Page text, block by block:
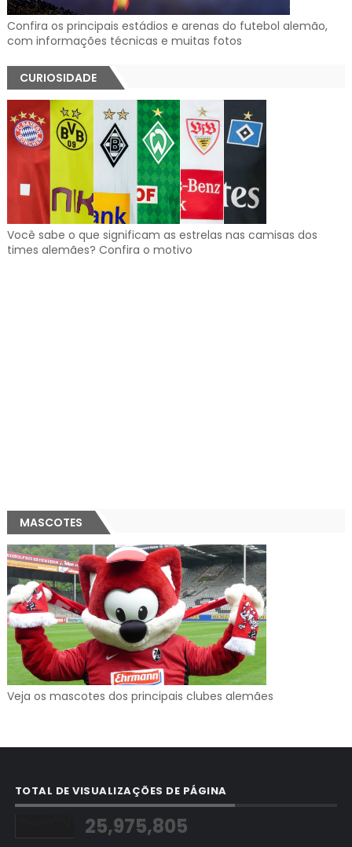
Confira os principais estádios e arenas do futebol alemão,
com informações técnicas e muitas fotos
CURIOSIDADE
Você sabe o que significam as estrelas nas camisas dos
times alemães? Confira o motivo
MASCOTES
Veja os mascotes dos principais clubes alemães
TOTAL DE VISUALIZAÇÕES DE PÁGINA
25,975,805